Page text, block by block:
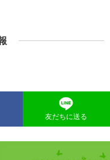
友だちに送る